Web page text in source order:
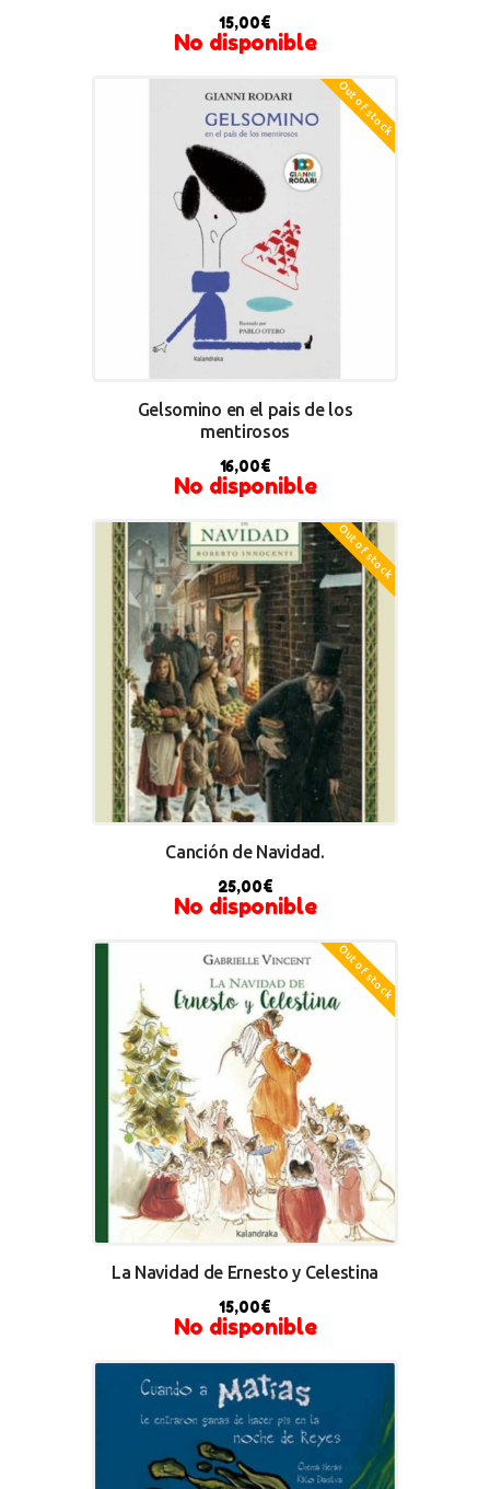
15,00€
No disponible
Out of stock
Gelsomino en el pais de los
mentirosos
16,00€
No disponible
Out of stock
Canción de Navidad.
25,00€
No disponible
Out of stock
La Navidad de Ernesto y Celestina
15,00€
No disponible